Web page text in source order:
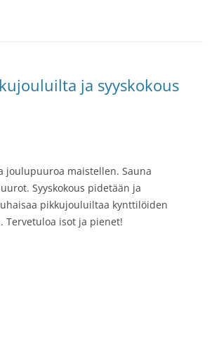
ja syyskokous
joulupuuroa maistellen. Sauna
Syyskokous pidetään ja
pikkujouluiltaa kynttilöiden
Tervetuloa isot ja pienet!